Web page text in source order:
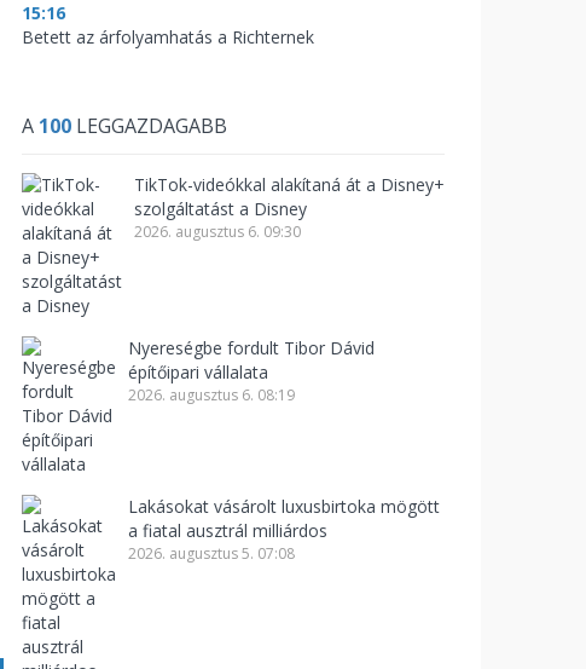
15:16
Betett az árfolyamhatás a Richternek
A 100 LEGGAZDAGABB
TikTok-videókkal alakítaná át a Disney+
szolgáltatást a Disney
2026. augusztus 6. 09:30
Nyereségbe fordult Tibor Dávid
építőipari vállalata
2026. augusztus 6. 08:19
Lakásokat vásárolt luxusbirtoka mögött
a fiatal ausztrál milliárdos
2026. augusztus 5. 07:08